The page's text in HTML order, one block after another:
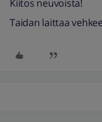
Kiitos neuvoista!
Taidan laittaa